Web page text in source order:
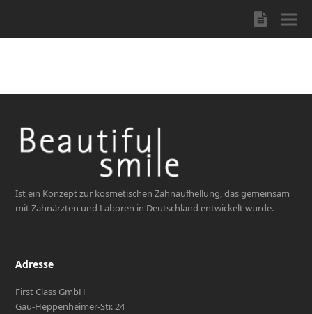
Blog
Ist ein Konzept zur kosmetischen Zahnaufhellung, das gemeinsam
mit Zahnärzten und Laboren in Deutschland entwickelt wurde.
Adresse
First Class GmbH
Gau-Heppenheimer-Str. 24